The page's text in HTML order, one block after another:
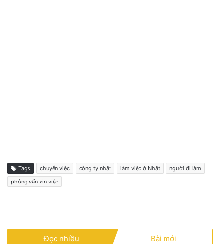
Tags chuyển việc công ty nhật làm việc ở Nhật
người đi làm
phỏng vấn xin việc
Đọc nhiều Bài mới